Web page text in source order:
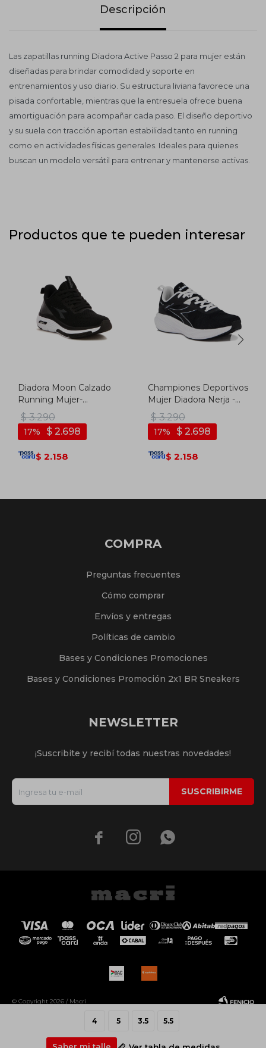
4 5 3.5 5.5
Descripción
Las zapatillas running Diadora Active Passo 2 para mujer están
diseñadas para brindar comodidad y soporte en
entrenamientos y uso diario. Su estructura liviana favorece una
pisada confortable, mientras que la entresuela ofrece buena
amortiguación para acompañar cada paso. El diseño deportivo
y su suela con tracción aportan estabilidad tanto en running
como en actividades físicas generales. Ideales para quienes
buscan un modelo versátil para entrenar y mantenerse activas.
Productos que te pueden interesar
Diadora Moon Calzado
Running Mujer-
Negro/blanco - Negro-
blanco
$ 3.290
$ 2.698
17
$ 2.158
Championes Deportivos
Mujer Diadora Nerja -
Negro-blanco
$ 3.290
$ 2.698
17
$ 2.158
COMPRA
Preguntas frecuentes
Cómo comprar
Envíos y entregas
Políticas de cambio
Bases y Condiciones Promociones
Bases y Condiciones Promoción 2x1 BR Sneakers
NEWSLETTER
¡Suscribite y recibí todas nuestras novedades!
SUSCRIBIRME
  
© Copyright 2026 / Macri